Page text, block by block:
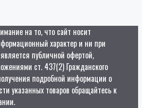
на то, что сайт носит
характер и ни при
публичной офертой,
ст. 437(2) Гражданского
подробной информации о
указанных товаров обращайтесь к